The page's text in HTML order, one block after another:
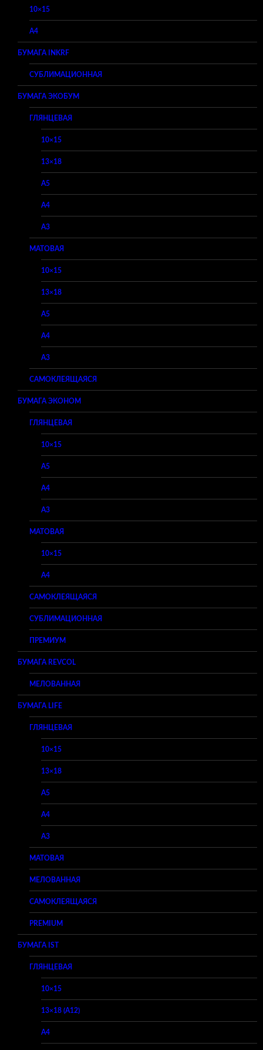
10×15
A4
БУМАГА INKRF
СУБЛИМАЦИОННАЯ
БУМАГА ЭКОБУМ
ГЛЯНЦЕВАЯ
10×15
13×18
A5
A4
A3
МАТОВАЯ
10×15
13×18
A5
A4
A3
САМОКЛЕЯЩАЯСЯ
БУМАГА ЭКОНОМ
ГЛЯНЦЕВАЯ
10×15
A5
A4
A3
МАТОВАЯ
10×15
A4
САМОКЛЕЯЩАЯСЯ
СУБЛИМАЦИОННАЯ
ПРЕМИУМ
БУМАГА REVCOL
МЕЛОВАННАЯ
БУМАГА LIFE
ГЛЯНЦЕВАЯ
10×15
13×18
A5
A4
A3
МАТОВАЯ
МЕЛОВАННАЯ
САМОКЛЕЯЩАЯСЯ
PREMIUM
БУМАГА IST
ГЛЯНЦЕВАЯ
10×15
13×18 (A12)
A4